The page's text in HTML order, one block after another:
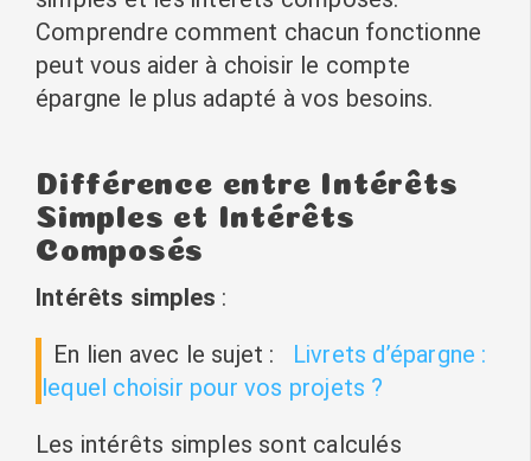
Comprendre comment chacun fonctionne
peut vous aider à choisir le compte
épargne le plus adapté à vos besoins.
Différence entre Intérêts
Simples et Intérêts
Composés
Intérêts simples :
En lien avec le sujet :
Livrets d’épargne :
lequel choisir pour vos projets ?
Les intérêts simples sont calculés